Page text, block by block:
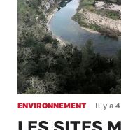
ENVIRONNEMENT Il y a